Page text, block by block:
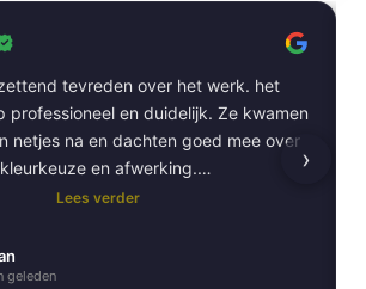
tevreden over het werk. het
professioneel en duidelijk. Ze kwamen
netjes na en dachten goed mee over
kleurkeuze en afwerking.
is strak afgewerkt en ze werkten
zorgvuldig, met oog voor detail. .
Lees verder
geleden
›